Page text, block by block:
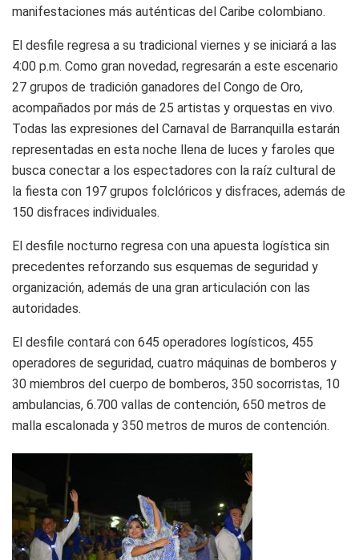
manifestaciones más auténticas del Caribe colombiano.
El desfile regresa a su tradicional viernes y se iniciará a las
4:00 p.m. Como gran novedad, regresarán a este escenario
27 grupos de tradición ganadores del Congo de Oro,
acompañados por más de 25 artistas y orquestas en vivo.
Todas las expresiones del Carnaval de Barranquilla estarán
representadas en esta noche llena de luces y faroles que
busca conectar a los espectadores con la raíz cultural de
la fiesta con 197 grupos folclóricos y disfraces, además de
150 disfraces individuales.
El desfile nocturno regresa con una apuesta logística sin
precedentes reforzando sus esquemas de seguridad y
organización, además de una gran articulación con las
autoridades.
El desfile contará con 645 operadores logísticos, 455
operadores de seguridad, cuatro máquinas de bomberos y
30 miembros del cuerpo de bomberos, 350 socorristas, 10
ambulancias, 6.700 vallas de contención, 650 metros de
malla escalonada y 350 metros de muros de contención.